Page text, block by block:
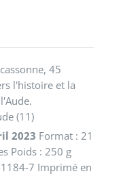
45
l'histoire et la
(11)
2023 Format : 21
Poids : 250 g
7 Imprimé en